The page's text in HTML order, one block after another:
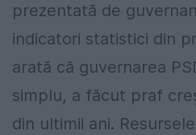
prezentată de
indicatori statistici din
arată că guvernarea
simplu, a făcut praf
din ultimii ani.